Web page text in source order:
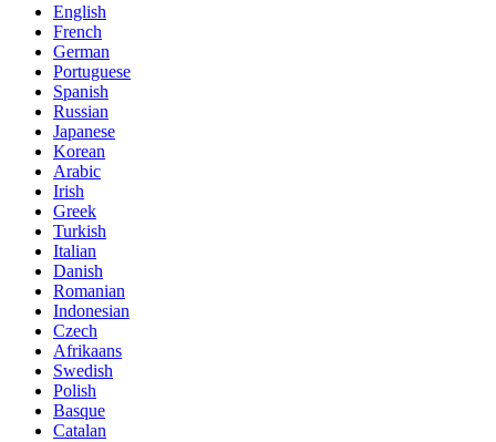
English
French
German
Portuguese
Spanish
Russian
Japanese
Korean
Arabic
Irish
Greek
Turkish
Italian
Danish
Romanian
Indonesian
Czech
Afrikaans
Swedish
Polish
Basque
Catalan